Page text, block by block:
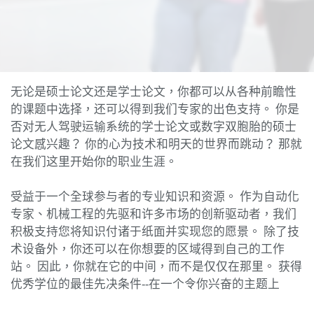
无论是硕士论文还是学士论文，你都可以从各种前瞻性
的课题中选择，还可以得到我们专家的出色支持。 你是
否对无人驾驶运输系统的学士论文或数字双胞胎的硕士
论文感兴趣？ 你的心为技术和明天的世界而跳动？ 那就
在我们这里开始你的职业生涯。
受益于一个全球参与者的专业知识和资源。 作为自动化
专家、机械工程的先驱和许多市场的创新驱动者，我们
积极支持您将知识付诸于纸面并实现您的愿景。 除了技
术设备外，你还可以在你想要的区域得到自己的工作
站。 因此，你就在它的中间，而不是仅仅在那里。 获得
优秀学位的最佳先决条件--在一个令你兴奋的主题上